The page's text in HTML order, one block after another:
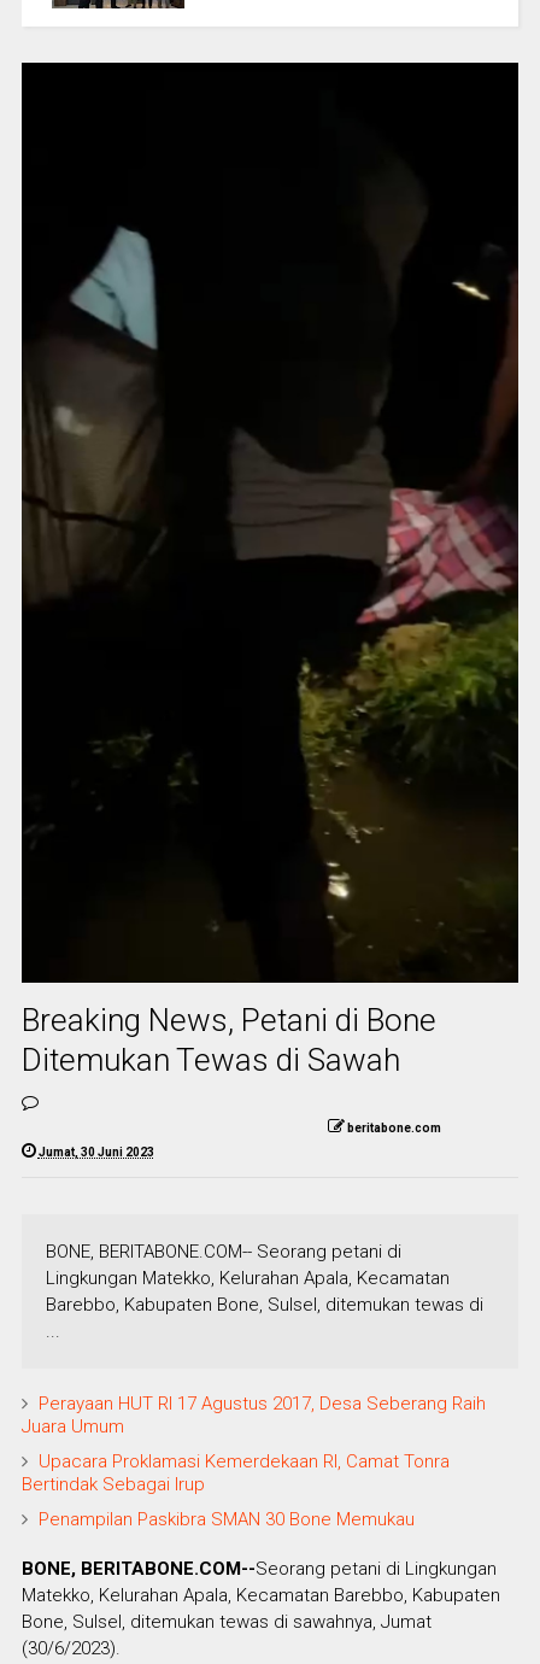
Breaking News, Petani di Bone
Ditemukan Tewas di Sawah
beritabone.com
Jumat, 30 Juni 2023
BONE, BERITABONE.COM-- Seorang petani di
Lingkungan Matekko, Kelurahan Apala, Kecamatan
Barebbo, Kabupaten Bone, Sulsel, ditemukan tewas di
...
Perayaan HUT RI 17 Agustus 2017, Desa Seberang Raih
Juara Umum
Upacara Proklamasi Kemerdekaan RI, Camat Tonra
Bertindak Sebagai Irup
Penampilan Paskibra SMAN 30 Bone Memukau
BONE, BERITABONE.COM--Seorang petani di Lingkungan
Matekko, Kelurahan Apala, Kecamatan Barebbo, Kabupaten
Bone, Sulsel, ditemukan tewas di sawahnya, Jumat
(30/6/2023).